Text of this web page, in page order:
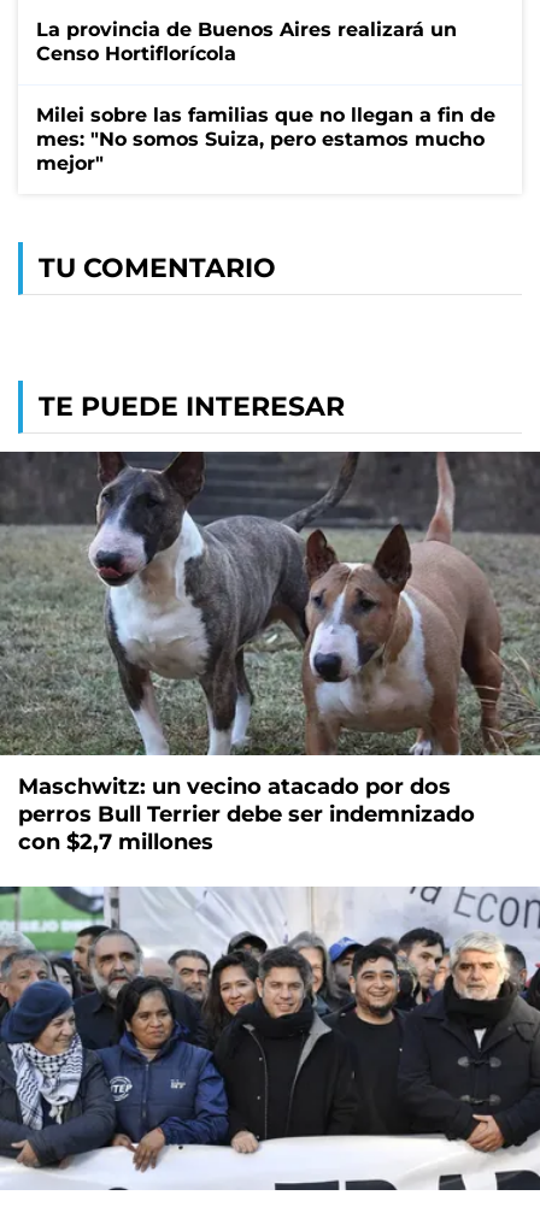
La provincia de Buenos Aires realizará un
Censo Hortiflorícola
Milei sobre las familias que no llegan a fin de
mes: "No somos Suiza, pero estamos mucho
mejor"
TU COMENTARIO
TE PUEDE INTERESAR
Maschwitz: un vecino atacado por dos
perros Bull Terrier debe ser indemnizado
con $2,7 millones